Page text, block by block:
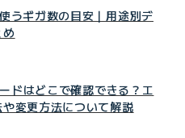
うギガ数の目安｜用途別デ
め
ドはどこで確認できる？エ
変更方法について解説